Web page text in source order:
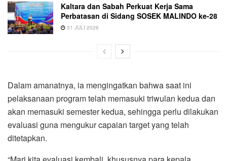
Kaltara dan Sabah Perkuat Kerja Sama
Perbatasan di Sidang SOSEK MALINDO ke-28
31 JULI 2026
Dalam amanatnya, ia mengingatkan bahwa saat ini
pelaksanaan program telah memasuki triwulan kedua dan
akan memasuki semester kedua, sehingga perlu dilakukan
evaluasi guna mengukur capaian target yang telah
ditetapkan.